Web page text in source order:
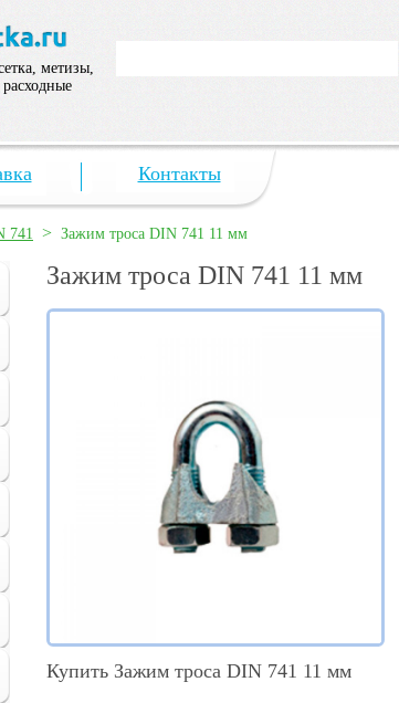
метизы,
Контакты
741 > Зажим троса DIN 741 11 мм
Зажим троса DIN 741 11 мм
Купить Зажим троса DIN 741 11 мм